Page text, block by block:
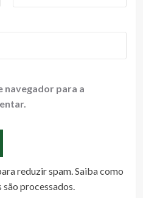
navegador para a
reduzir spam.Saiba como
são processados.